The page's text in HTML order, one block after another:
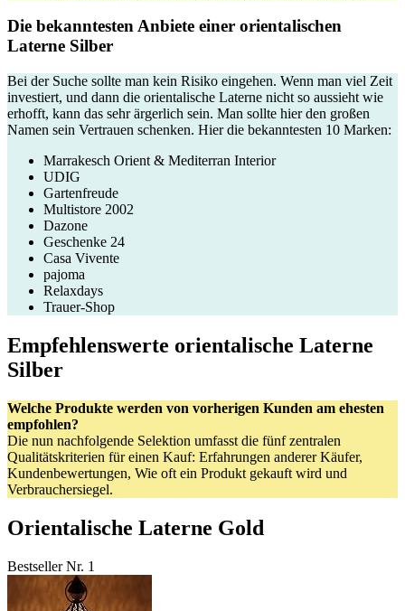
Die bekanntesten Anbiete einer orientalischen
Laterne Silber
Bei der Suche sollte man kein Risiko eingehen. Wenn man viel Zeit
investiert, und dann die orientalische Laterne nicht so aussieht wie
erhofft, kann das sehr ärgerlich sein. Man sollte hier den großen
Namen sein Vertrauen schenken. Hier die bekanntesten 10 Marken:
Marrakesch Orient & Mediterran Interior
UDIG
Gartenfreude
Multistore 2002
Dazone
Geschenke 24
Casa Vivente
pajoma
Relaxdays
Trauer-Shop
Empfehlenswerte orientalische Laterne
Silber
Welche Produkte werden von vorherigen Kunden am ehesten
empfohlen?
Die nun nachfolgende Selektion umfasst die fünf zentralen
Qualitätskriterien für einen Kauf: Erfahrungen anderer Käufer,
Kundenbewertungen, Wie oft ein Produkt gekauft wird und
Verbrauchersiegel.
Orientalische Laterne Gold
Bestseller Nr. 1